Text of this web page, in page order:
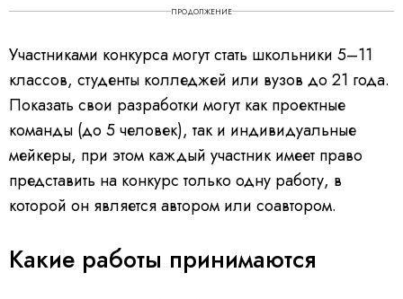
ПРОДОЛЖЕНИЕ
Участниками конкурса могут стать школьники 5­­–11
классов, студенты колледжей или вузов до 21 года.
Показать свои разработки могут как проектные
команды (до 5 человек), так и индивидуальные
мейкеры, при этом каждый участник имеет право
представить на конкурс только одну работу, в
которой он является автором или соавтором.
Какие работы принимаются